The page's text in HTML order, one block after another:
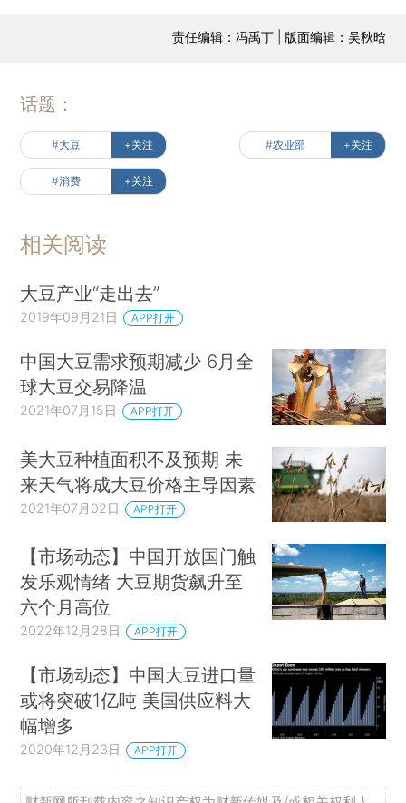
责任编辑：冯禹丁 | 版面编辑：吴秋晗
话题：
#大豆 +关注 #农业部 +关注
#消费 +关注
相关阅读
大豆产业“走出去”
2019年09月21日 APP打开
中国大豆需求预期减少 6月全
球大豆交易降温
2021年07月15日 APP打开
美大豆种植面积不及预期 未
来天气将成大豆价格主导因素
2021年07月02日 APP打开
【市场动态】中国开放国门触
发乐观情绪 大豆期货飙升至
六个月高位
2022年12月28日 APP打开
【市场动态】中国大豆进口量
或将突破1亿吨 美国供应料大
幅增多
2020年12月23日 APP打开